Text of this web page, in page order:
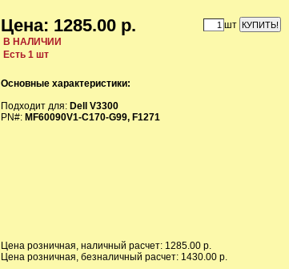
Цена: 1285.00 р.
В НАЛИЧИИ
Есть 1 шт
шт
Основные характеристики:
Подходит для: Dell V3300
PN#: MF60090V1-C170-G99, F1271
Цена розничная, наличный расчет: 1285.00 р.
Цена розничная, безналичный расчет: 1430.00 р.